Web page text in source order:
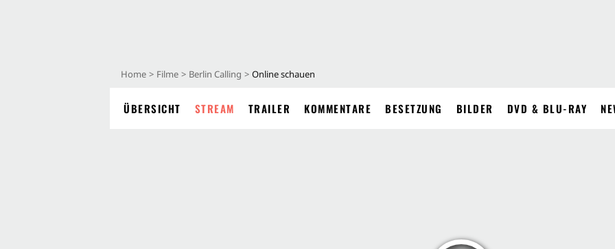
Home Filme Berlin Calling Online schauen
ÜBERSICHT STREAM TRAILER KOMMENTARE BESETZUNG BILDER DVD & BLU-RAY